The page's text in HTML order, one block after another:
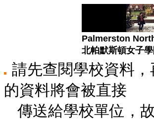
Palmerston
北帕默斯頓女子
請先查閱學校資料
的資料將會被直接
傳送給學校單位，